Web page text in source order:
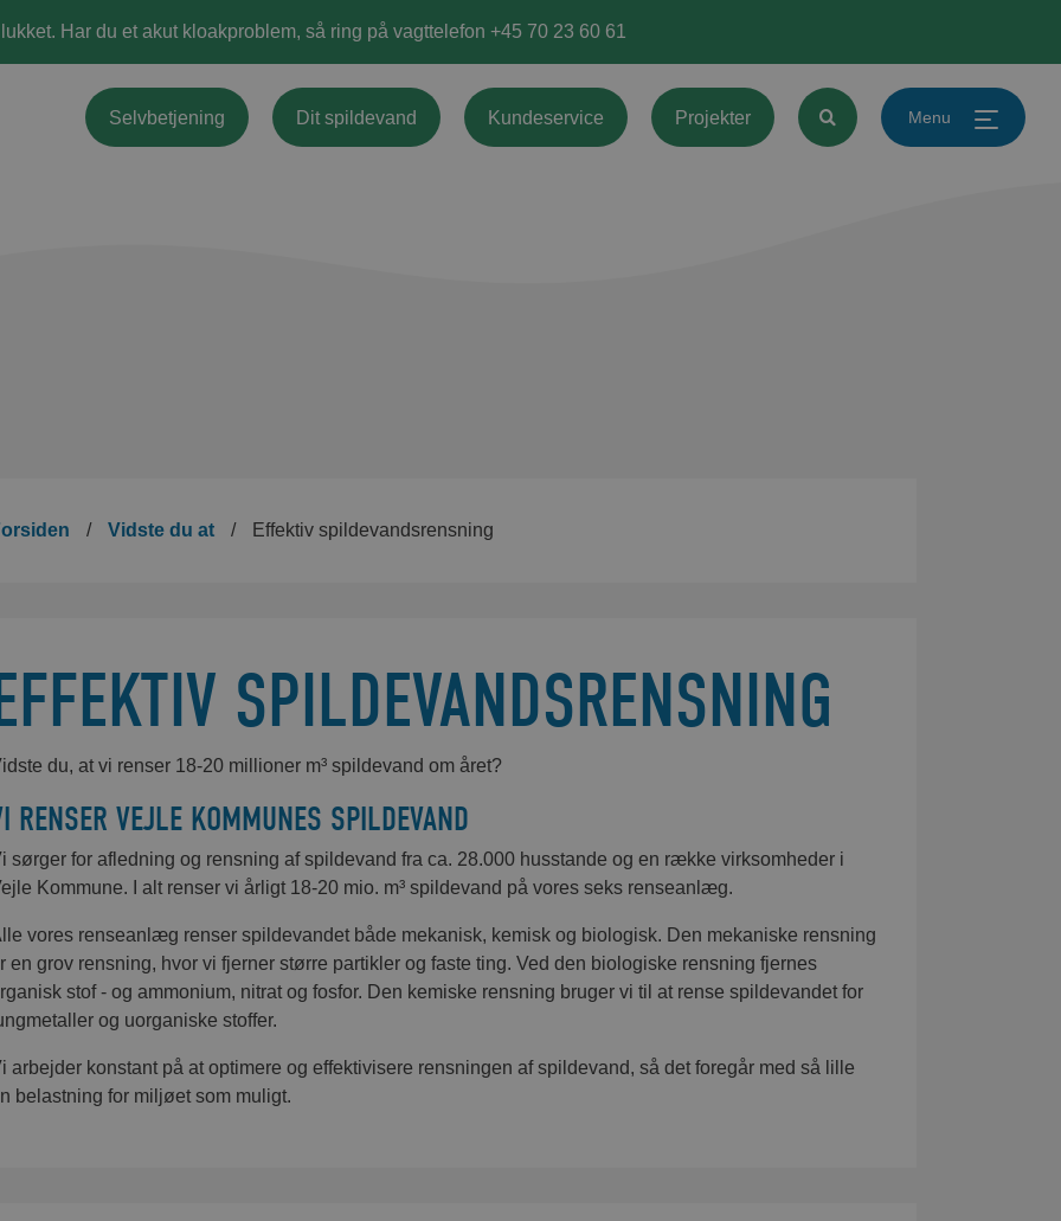
Har du et akut kloakproblem, så ring på vagttelefon +45 70 23 60 61
Selvbetjening Dit spildevand Kundeservice Projekter Menu
/ Vidste du at / Effektiv spildevandsrensning
SPILDEVANDSRENSNING
du, at vi renser 18-20 millioner m³ spildevand om året?
RENSER VEJLE KOMMUNES SPILDEVAND
sørger for afledning og rensning af spildevand fra ca. 28.000 husstande og en række virksomheder i
Kommune. I alt renser vi årligt 18-20 mio. m³ spildevand på vores seks renseanlæg.
vores renseanlæg renser spildevandet både mekanisk, kemisk og biologisk. Den mekaniske rensning
en grov rensning, hvor vi fjerner større partikler og faste ting. Ved den biologiske rensning fjernes
stof - og ammonium, nitrat og fosfor. Den kemiske rensning bruger vi til at rense spildevandet for
og uorganiske stoffer.
arbejder konstant på at optimere og effektivisere rensningen af spildevand, så det foregår med så lille
belastning for miljøet som muligt.